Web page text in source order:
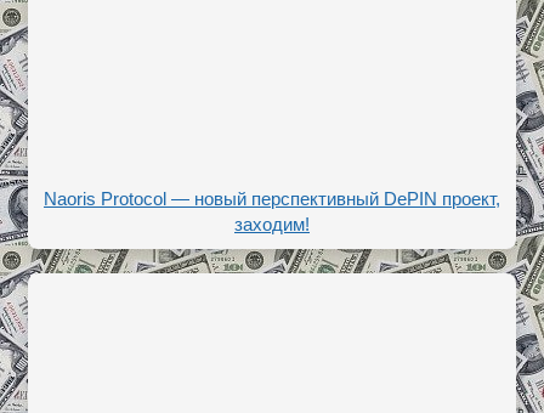
Naoris Protocol — новый перспективный DePIN проект,
заходим!